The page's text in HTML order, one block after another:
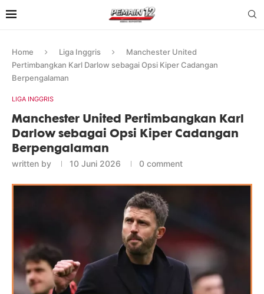
Home Liga Inggris
Manchester United
Pertimbangkan Karl Darlow sebagai Opsi Kiper Cadangan
Berpengalaman
LIGA INGGRIS
Manchester United Pertimbangkan Karl
Darlow sebagai Opsi Kiper Cadangan
Berpengalaman
written by 10 Juni 2026 0 comment